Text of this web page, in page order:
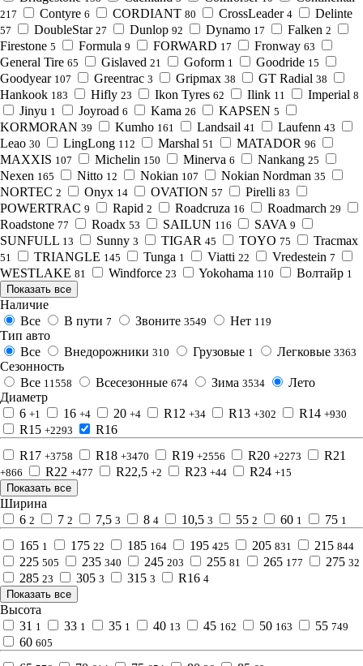
217 Contyre 6 CORDIANT 80 CrossLeader 4 Delinte
57 DoubleStar 27 Dunlop 92 Dynamo 17 Falken 2
Firestone 5 Formula 9 FORWARD 17 Fronway 63
General Tire 65 Gislaved 21 Goform 1 Goodride 15
Goodyear 107 Greentrac 3 Gripmax 38 GT Radial 38
Hankook 183 Hifly 23 Ikon Tyres 62 Ilink 11 Imperial 8
Jinyu 1 Joyroad 6 Kama 26 KAPSEN 5
KORMORAN 39 Kumho 161 Landsail 41 Laufenn 43
Leao 30 LingLong 112 Marshal 51 MATADOR 96
MAXXIS 107 Michelin 150 Minerva 6 Nankang 25
Nexen 165 Nitto 12 Nokian 107 Nokian Nordman 35
NORTEC 2 Onyx 14 OVATION 57 Pirelli 83
POWERTRAC 9 Rapid 2 Roadcruza 16 Roadmarch 29
Roadstone 77 Roadx 53 SAILUN 116 SAVA 9
SUNFULL 13 Sunny 3 TIGAR 45 TOYO 75 Tracmax
51 TRIANGLE 145 Tunga 1 Viatti 22 Vredestein 7
WESTLAKE 81 Windforce 23 Yokohama 110 Волтайр 1
Показать все
Наличие
Все
В пути 7 Звоните 3549 Нет 119
Тип авто
Все
Внедорожники 310 Грузовые 1 Легковые 3363
Сезонность
Все 11558 Всесезонные 674 Зима 3534
Лето
Диаметр
6 +1 16 +4 20 +4 R12 +34 R13 +302 R14 +930
R15 +2293
R16
R17 +3758 R18 +3470 R19 +2556 R20 +2273 R21
+866 R22 +477 R22,5 +2 R23 +44 R24 +15
Показать все
Ширина
6 2 7 2 7,5 3 8 4 10,5 3 55 2 60 1 75 1
165 1 175 22 185 164 195 425 205 831 215 844
225 505 235 340 245 203 255 81 265 177 275 32
285 23 305 3 315 3 R16 4
Показать все
Высота
31 1 33 1 35 1 40 13 45 162 50 163 55 749
60 605